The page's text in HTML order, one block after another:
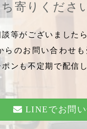
寄りくださ
等がございました
のお問い合わせも
ンも不定期で配信
LINEでお問